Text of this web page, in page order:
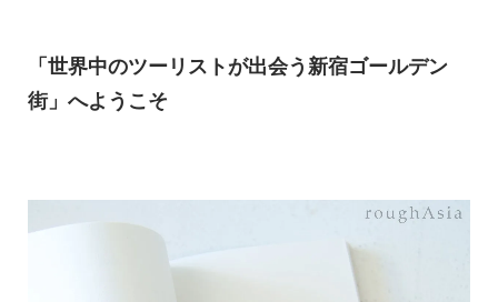
「世界中のツーリストが出会う新宿ゴールデン
街」へようこそ